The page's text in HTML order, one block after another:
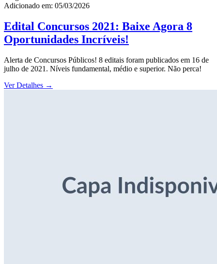
Adicionado em: 05/03/2026
Edital Concursos 2021: Baixe Agora 8
Oportunidades Incríveis!
Alerta de Concursos Públicos! 8 editais foram publicados em 16 de
julho de 2021. Níveis fundamental, médio e superior. Não perca!
Ver Detalhes →